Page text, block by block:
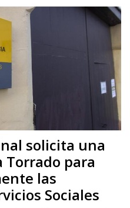
solicita una
para
las
Sociales